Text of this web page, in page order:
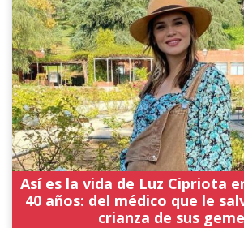
Así es la vida de Luz Cipriota
40 años: del médico que le
crianza de sus